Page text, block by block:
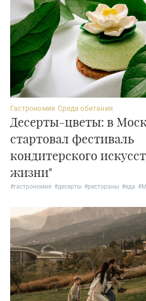
Гастрономия Среда обитания
Десерты-цветы: в
стартовал фестиваль
кондитерского
жизни"
#гастрономия #десерты #рестораны #еда #